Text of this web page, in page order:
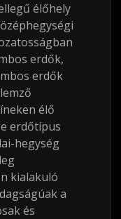
élőhely
erdők,
erdők
élő
erdőtípus
hegység
kialakuló
a
és